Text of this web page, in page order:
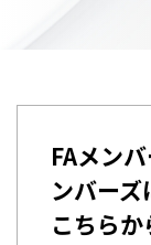
FAメン
ンバー
こちらか